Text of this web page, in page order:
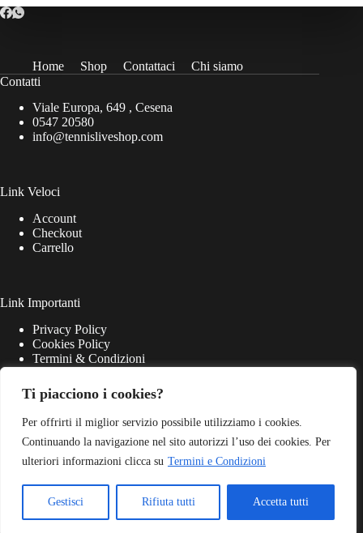
Ti piacciono i cookies?
Per offrirti il miglior servizio possibile utilizziamo i cookies.
Continuando la navigazione nel sito autorizzi l’uso dei cookies. Per
ulteriori informazioni clicca su Termini e Condizioni
Gestisci Rifiuta tutti Accetta tutti
Home Shop Contattaci
Chi siamo
Contatti
Viale Europa, 649 , Cesena
0547 20580
info@tennisliveshop.com
Link Veloci
Account
Checkout
Carrello
Link Importanti
Privacy Policy
Cookies Policy
Termini & Condizioni